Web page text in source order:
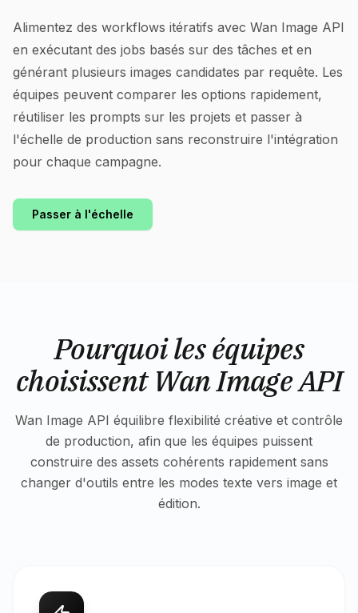
Alimentez des workflows itératifs avec Wan Image API
en exécutant des jobs basés sur des tâches et en
générant plusieurs images candidates par requête. Les
équipes peuvent comparer les options rapidement,
réutiliser les prompts sur les projets et passer à
l'échelle de production sans reconstruire l'intégration
pour chaque campagne.
Passer à l'échelle
Pourquoi les équipes
choisissent Wan Image API
Wan Image API équilibre flexibilité créative et contrôle
de production, afin que les équipes puissent
construire des assets cohérents rapidement sans
changer d'outils entre les modes texte vers image et
édition.